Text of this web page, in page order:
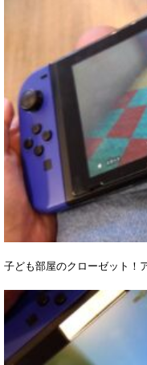
子ども部屋のクローゼット！